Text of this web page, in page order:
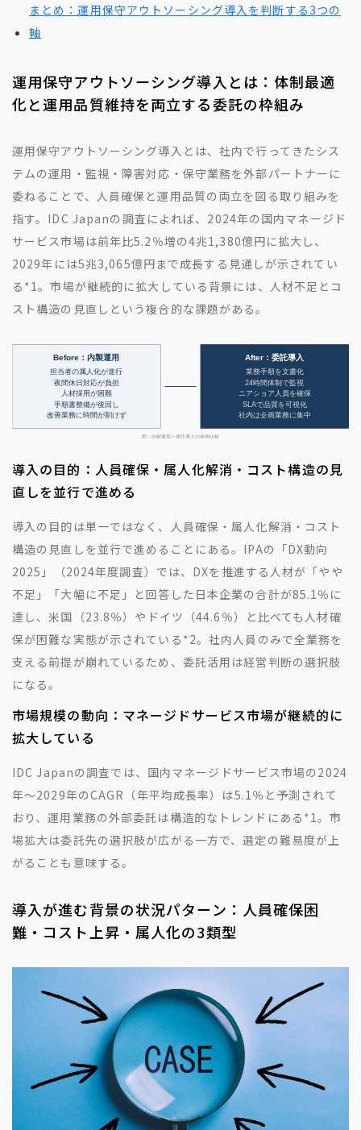
まとめ：運用保守アウトソーシング導入を判断する3つの
軸
運用保守アウトソーシング導入とは：体制最適
化と運用品質維持を両立する委託の枠組み
運用保守アウトソーシング導入とは、社内で行ってきたシス
テムの運用・監視・障害対応・保守業務を外部パートナーに
委ねることで、人員確保と運用品質の両立を図る取り組みを
指す。IDC Japanの調査によれば、2024年の国内マネージド
サービス市場は前年比5.2％増の4兆1,380億円に拡大し、
2029年には5兆3,065億円まで成長する見通しが示されてい
る *1。市場が継続的に拡大している背景には、人材不足とコ
スト構造の見直しという複合的な課題がある。
導入の目的：人員確保・属人化解消・コスト構造の見
直しを並行で進める
導入の目的は単一ではなく、人員確保・属人化解消・コスト
構造の見直しを並行で進めることにある。IPAの「DX動向
2025」（2024年度調査）では、DXを推進する人材が「やや
不足」「大幅に不足」と回答した日本企業の合計が85.1％に
達し、米国（23.8％）やドイツ（44.6％）と比べても人材確
保が困難な実態が示されている *2。社内人員のみで全業務を
支える前提が崩れているため、委託活用は経営判断の選択肢
になる。
市場規模の動向：マネージドサービス市場が継続的に
拡大している
IDC Japanの調査では、国内マネージドサービス市場の2024
年〜2029年のCAGR（年平均成長率）は5.1％と予測されて
おり、運用業務の外部委託は構造的なトレンドにある *1。市
場拡大は委託先の選択肢が広がる一方で、選定の難易度が上
がることも意味する。
導入が進む背景の状況パターン：人員確保困
難・コスト上昇・属人化の3類型